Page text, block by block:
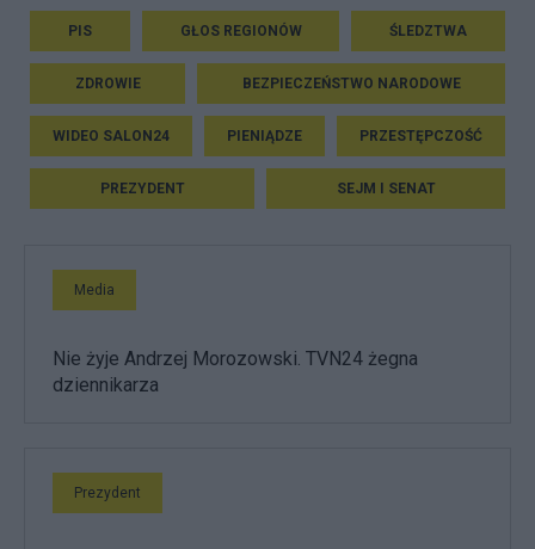
PIS GŁOS REGIONÓW ŚLEDZTWA
ZDROWIE BEZPIECZEŃSTWO NARODOWE
WIDEO SALON24 PIENIĄDZE PRZESTĘPCZOŚĆ
PREZYDENT SEJM I SENAT
Media
Nie żyje Andrzej Morozowski. TVN24 żegna
dziennikarza
Prezydent